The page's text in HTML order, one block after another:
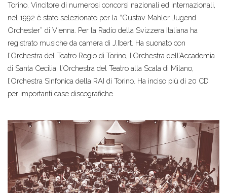
Torino. Vincitore di numerosi concorsi nazionali ed internazionali,
nel 1992 è stato selezionato per la “Gustav Mahler Jugend
Orchester” di Vienna. Per la Radio della Svizzera Italiana ha
registrato musiche da camera di J.Ibert. Ha suonato con
l’Orchestra del Teatro Regio di Torino, l’Orchestra dell’Accademia
di Santa Cecilia, l’Orchestra del Teatro alla Scala di Milano,
l’Orchestra Sinfonica della RAI di Torino. Ha inciso più di 20 CD
per importanti case discografiche.